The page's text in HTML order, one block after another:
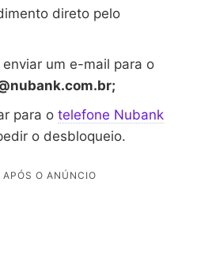
direto pelo
um e-mail para o
para o telefone Nubank
o desbloqueio.